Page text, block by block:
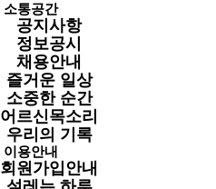
소통공간
공지사항
정보공시
채용안내
즐거운 일상
소중한 순간
어르신목소리
우리의 기록
이용안내
회원가입안내